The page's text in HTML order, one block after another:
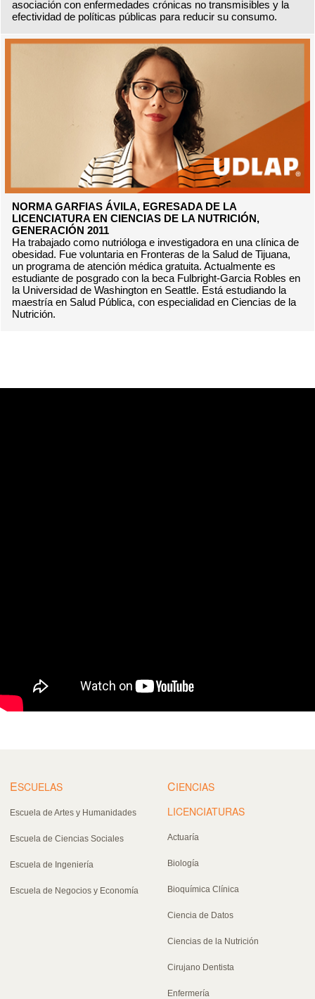
asociación con enfermedades crónicas no transmisibles y la
efectividad de políticas públicas para reducir su consumo.
NORMA GARFIAS ÁVILA, EGRESADA DE LA
LICENCIATURA EN CIENCIAS DE LA NUTRICIÓN,
GENERACIÓN 2011
Ha trabajado como nutrióloga e investigadora en una clínica de
obesidad. Fue voluntaria en Fronteras de la Salud de Tijuana,
un programa de atención médica gratuita. Actualmente es
estudiante de posgrado con la beca Fulbright-Garcia Robles en
la Universidad de Washington en Seattle. Está estudiando la
maestría en Salud Pública, con especialidad en Ciencias de la
Nutrición.
ESCUELAS
Escuela de Artes y Humanidades
Escuela de Ciencias Sociales
Escuela de Ingeniería
Escuela de Negocios y Economía
CIENCIAS
LICENCIATURAS
Actuaría
Biología
Bioquímica Clínica
Ciencia de Datos
Ciencias de la Nutrición
Cirujano Dentista
Enfermería